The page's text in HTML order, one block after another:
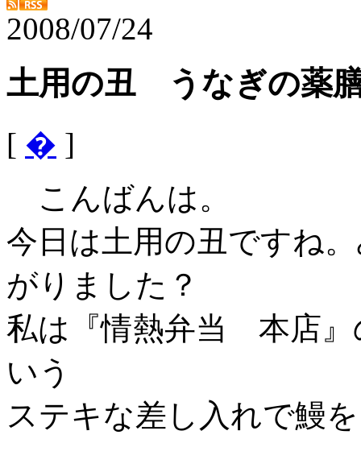
2008/07/24
土用の丑 うなぎの薬
[ � ]
こんばんは。
今日は土用の丑ですね
がりました？
私は『情熱弁当 本店』
いう
ステキな差し入れで鰻